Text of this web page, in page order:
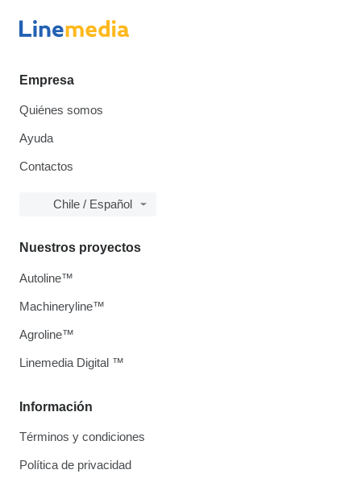
Empresa
Quiénes somos
Ayuda
Contactos
Chile / Español
Información
Términos y condiciones
Política de privacidad
Nuestros proyectos
Autoline™
Machineryline™
Agroline™
Linemedia Digital ™